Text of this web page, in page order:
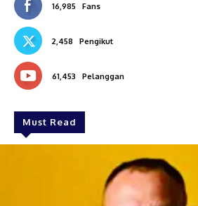
16,985 Fans
2,458 Pengikut
61,453 Pelanggan
Must Read